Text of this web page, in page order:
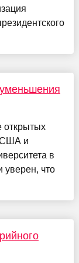
открытых
США и
в
уверен, что